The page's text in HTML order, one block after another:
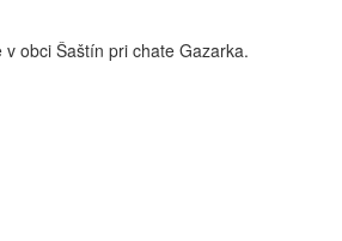
obci Šaštín pri chate Gazarka.